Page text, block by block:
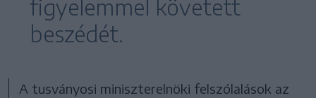
figyelemmel követett
beszédét.
A tusványosi miniszterelnöki felszólalások az